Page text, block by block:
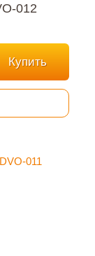
012
Купить